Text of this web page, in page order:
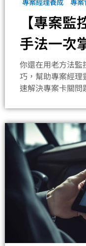
【專案
手法一次
你還在用老方法監
巧，幫助專案經理
速解決專案卡關問